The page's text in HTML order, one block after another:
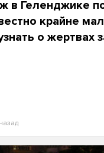
в Геленджике
крайне
о жертвах